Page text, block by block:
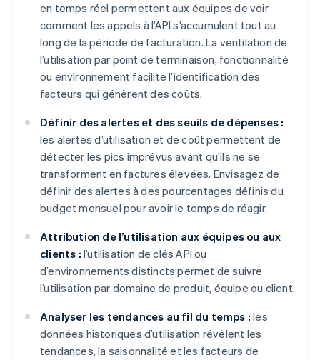
en temps réel permettent aux équipes de voir
comment les appels à l’API s’accumulent tout au
long de la période de facturation. La ventilation de
l’utilisation par point de terminaison, fonctionnalité
ou environnement facilite l’identification des
facteurs qui génèrent des coûts.
Définir des alertes et des seuils de dépenses :
les alertes d’utilisation et de coût permettent de
détecter les pics imprévus avant qu’ils ne se
transforment en factures élevées. Envisagez de
définir des alertes à des pourcentages définis du
budget mensuel pour avoir le temps de réagir.
Attribution de l’utilisation aux équipes ou aux
clients : l’utilisation de clés API ou
d’environnements distincts permet de suivre
l’utilisation par domaine de produit, équipe ou client.
Analyser les tendances au fil du temps : les
données historiques d’utilisation révèlent les
tendances, la saisonnalité et les facteurs de